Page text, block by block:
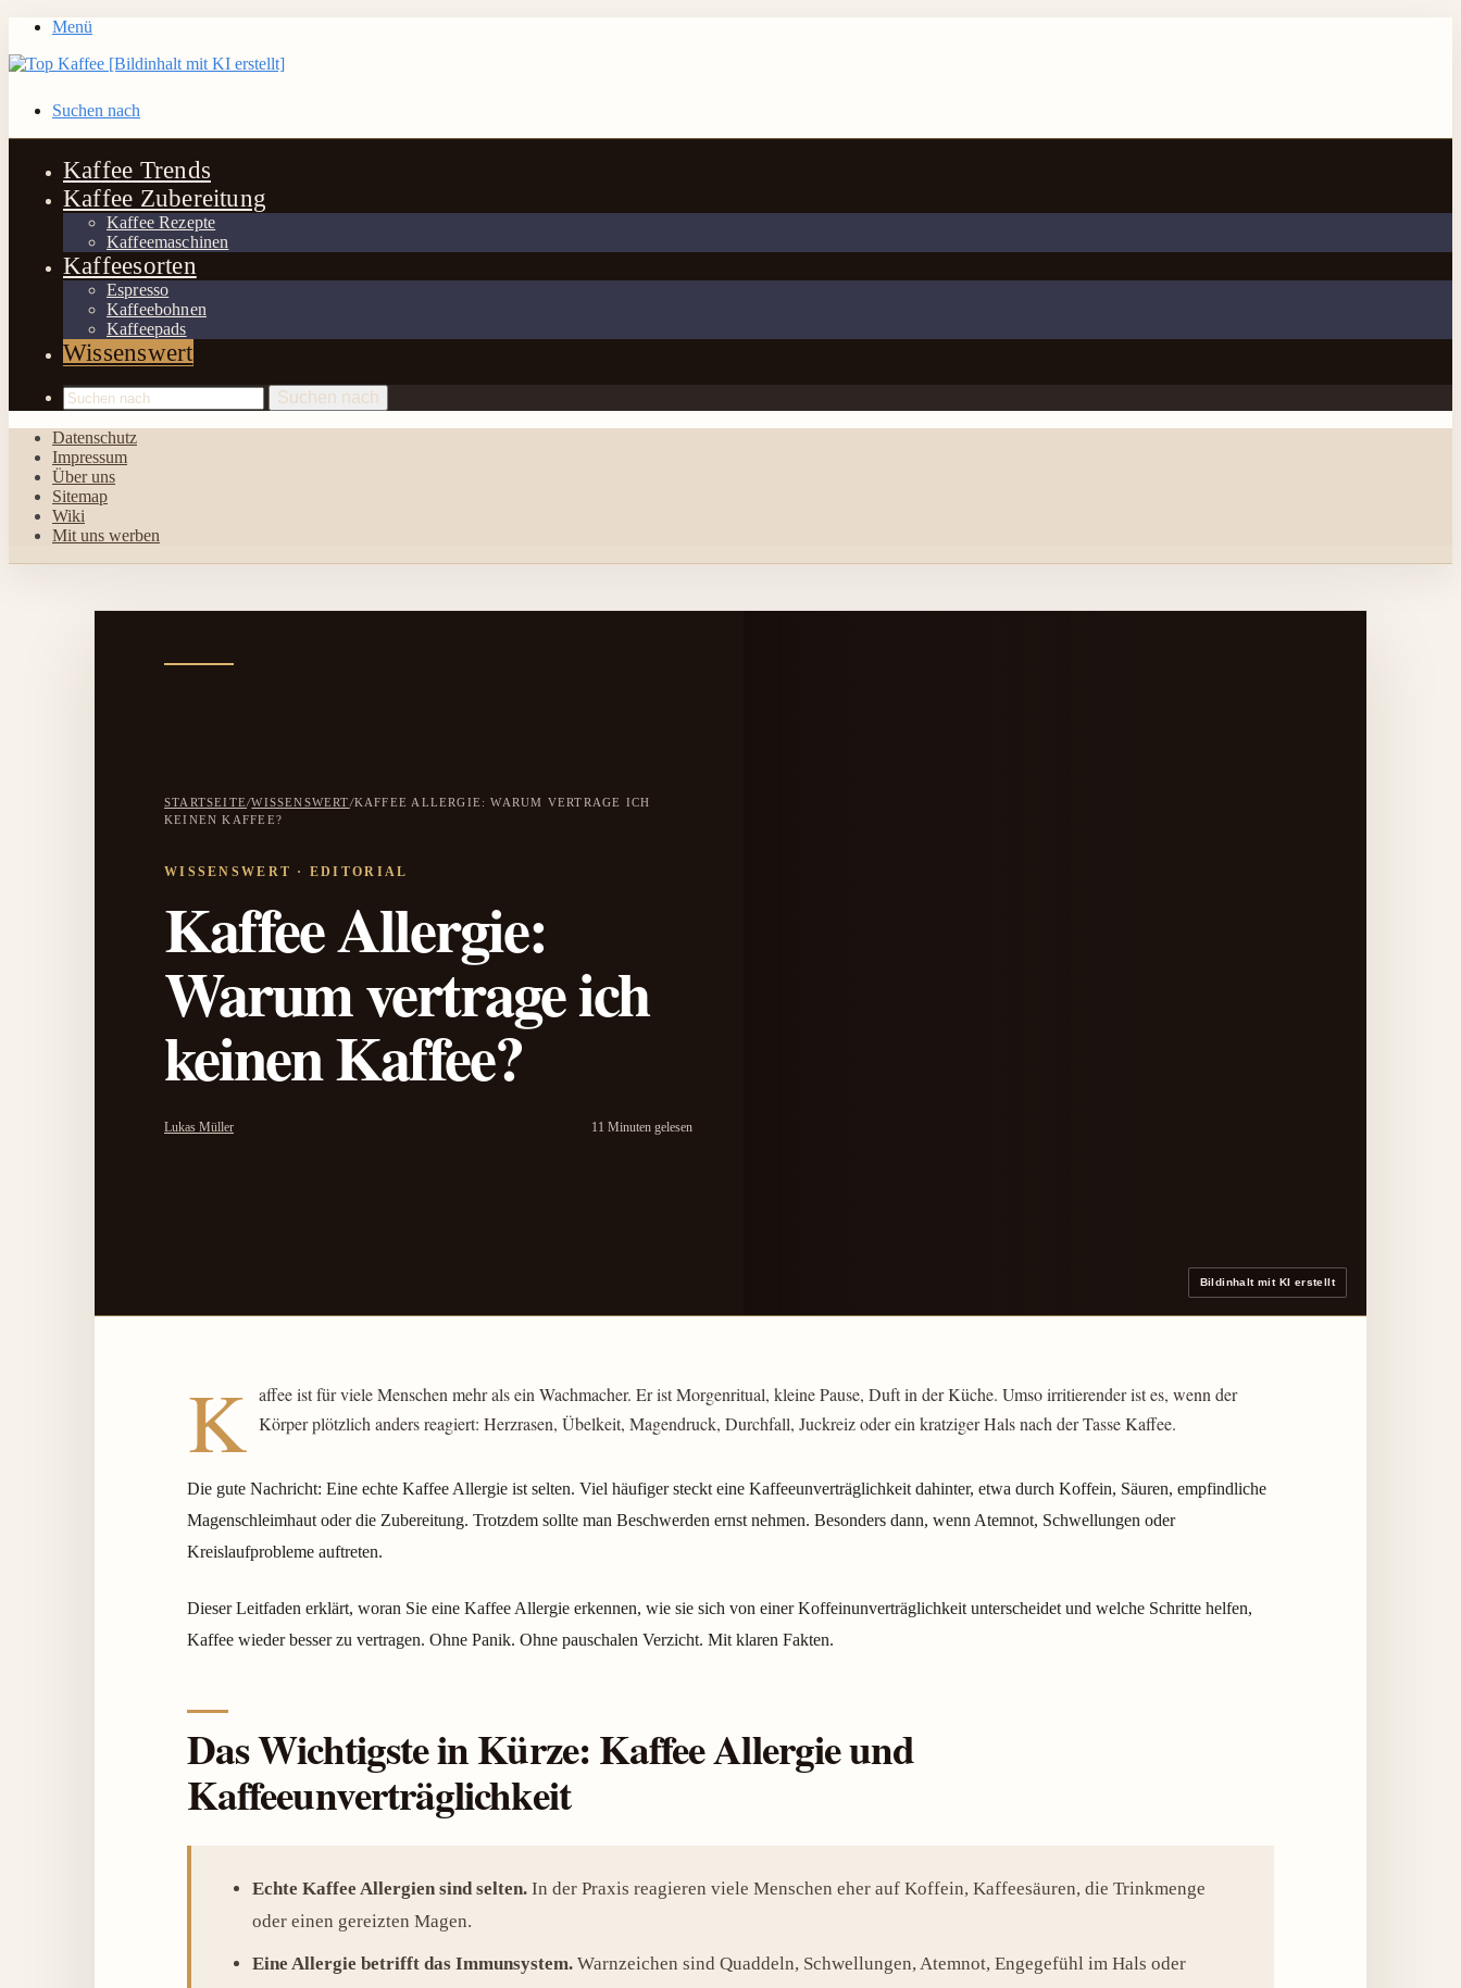
Menü
Suchen nach
Kaffee Trends
Kaffee Zubereitung
Kaffee Rezepte
Kaffeemaschinen
Kaffeesorten
Espresso
Kaffeebohnen
Kaffeepads
Wissenswert
Suchen nach
Datenschutz
Impressum
Über uns
Sitemap
Wiki
Mit uns werben
STARTSEITE/WISSENSWERT/KAFFEE ALLERGIE: WARUM VERTRAGE ICH
KEINEN KAFFEE?
Kaffee Allergie:
Warum vertrage ich
keinen Kaffee?
Lukas Müller 11 Minuten gelesen
Bildinhalt mit KI erstellt
K affee ist für viele Menschen mehr als ein Wachmacher. Er ist Morgenritual, kleine Pause, Duft in der Küche. Umso irritierender ist es, wenn der
Körper plötzlich anders reagiert: Herzrasen, Übelkeit, Magendruck, Durchfall, Juckreiz oder ein kratziger Hals nach der Tasse Kaffee.
Die gute Nachricht: Eine echte Kaffee Allergie ist selten. Viel häufiger steckt eine Kaffeeunverträglichkeit dahinter, etwa durch Koffein, Säuren, empfindliche
Magenschleimhaut oder die Zubereitung. Trotzdem sollte man Beschwerden ernst nehmen. Besonders dann, wenn Atemnot, Schwellungen oder
Kreislaufprobleme auftreten.
Dieser Leitfaden erklärt, woran Sie eine Kaffee Allergie erkennen, wie sie sich von einer Koffeinunverträglichkeit unterscheidet und welche Schritte helfen,
Kaffee wieder besser zu vertragen. Ohne Panik. Ohne pauschalen Verzicht. Mit klaren Fakten.
Das Wichtigste in Kürze: Kaffee Allergie und
Kaffeeunverträglichkeit
Echte Kaffee Allergien sind selten. In der Praxis reagieren viele Menschen eher auf Koffein, Kaffeesäuren, die Trinkmenge
oder einen gereizten Magen.
Eine Allergie betrifft das Immunsystem. Warnzeichen sind Quaddeln, Schwellungen, Atemnot, Engegefühl im Hals oder